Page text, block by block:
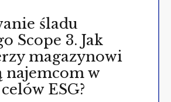
śladu
Scope 3. Jak
magazynowi
najemcom w
ESG?